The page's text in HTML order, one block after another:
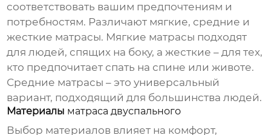
соответствовать вашим предпочтениям и
потребностям. Различают мягкие, средние и
жесткие матрасы. Мягкие матрасы подходят
для людей, спящих на боку, а жесткие – для тех,
кто предпочитает спать на спине или животе.
Средние матрасы – это универсальный
вариант, подходящий для большинства людей.
Материалы матраса двуспального
Выбор материалов влияет на комфорт,